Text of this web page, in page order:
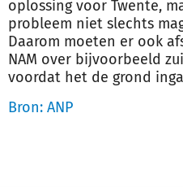
oplossing voor Twente,
probleem niet slechts
Daarom moeten er ook
NAM over bijvoorbeeld
voordat het de grond
Bron: ANP